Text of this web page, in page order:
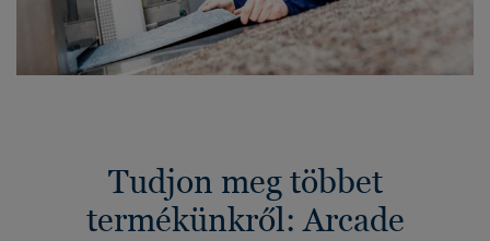
Tudjon meg többet
termékünkről: Arcade